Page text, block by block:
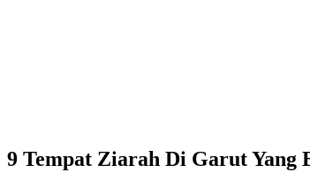
9 Tempat Ziarah Di Garut Yang